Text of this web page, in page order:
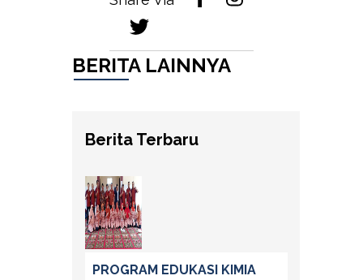
BERITA LAINNYA
Berita Terbaru
PROGRAM EDUKASI KIMIA